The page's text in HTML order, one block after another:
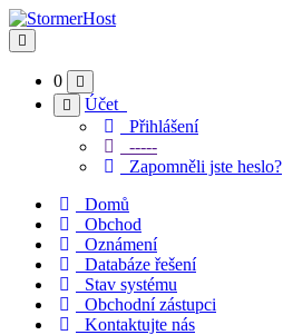
Přepnout navigaci
0
Účet
Přihlášení
-----
Zapomněli jste heslo?
Domů
Obchod
Oznámení
Databáze řešení
Stav systému
Obchodní zástupci
Kontaktujte nás